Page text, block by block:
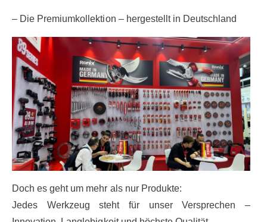
– Die Premiumkollektion – hergestellt in Deutschland
Doch es geht um mehr als nur Produkte:
Jedes Werkzeug steht für unser Versprechen –